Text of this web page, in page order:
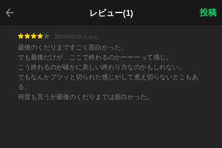
レビュー(1)
戻る
投稿
2023/04/20 ちゅん
最後のくだりまですごく面白かった。
でも最後だけが、ここで終わるのかーーーって感じ。
こう終わるのが確かに美しい終わり方なのかもしれない。
でもなんかプツッと切られた感じがして煮え切らないとこもあ
る。
何度も言うが最後のくだりまでは面白かった。